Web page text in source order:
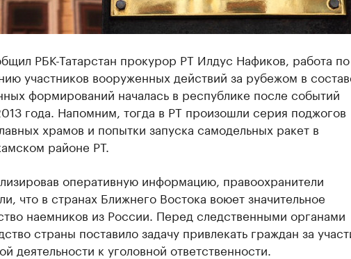
РБК-Татарстан прокурор РТ Илдус Нафиков, работа по
участников вооруженных действий за рубежом в
формирований началась в республике после событий
года. Напомним, тогда в РТ произошли серия поджогов
храмов и попытки запуска самодельных ракет в
районе РТ.
оперативную информацию, правоохранители
что в странах Ближнего Востока воюет значительное
наемников из России. Перед следственными органами
страны поставило задачу привлекать граждан за
деятельности к уголовной ответственности.